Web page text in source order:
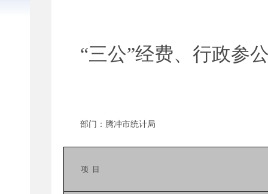
“三公”经费、行政参
部门：腾冲市统计局
项 目